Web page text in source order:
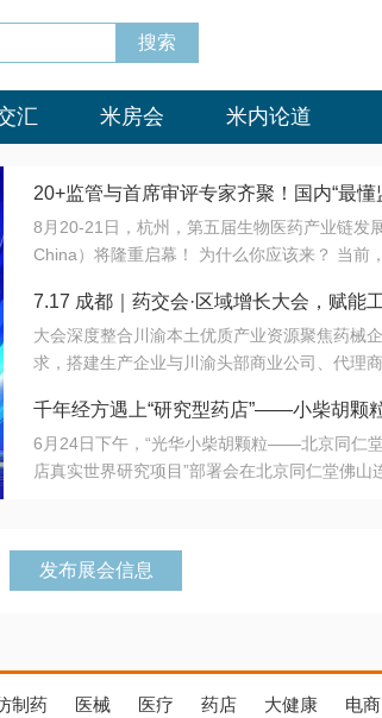
汇 米房会 米内论道
7.17 成都｜药交会·区域增长大会，赋能工
20+监管与首席审评专家齐聚！国内“最懂
会8月开幕！
8月20-21日，杭州，第五届生物医药产业链发
China）将隆重启幕！ 为什么你应该来？ 当前
法正重新定义研发效率；另一端是创新药“最后
难题，呼唤更成熟的产业生态。 同质化“内卷”
同与出海能力建设才是破局关键。 本届大会以
算力突围；从中药创新、复杂药物制剂、CGT
术攻坚，到CDMO的柔性智造。 我们致力于打
室”与“生产线”、“研发端”与“支付端”深度对话，
7.17 成都｜药交会·区域增长大会，赋能
营
大会深度整合川渝本土优质产业资源聚焦药械
求，搭建生产企业与川渝头部商业公司、代理
域增量份额夯实西南市场战略布局
千年经方遇上“研究型药店”——小柴胡颗
目在北京同仁堂佛山连锁启动
6月24日下午，“光华小柴胡颗粒——北京同仁
店真实世界研究项目”部署会在北京同仁堂佛山
发布展会信息
制药 医械 医疗 药店 大健康 电商